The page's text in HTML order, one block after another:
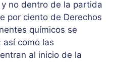
no dentro de la partida
por ciento de Derechos
químicos se
como las
al inicio de la